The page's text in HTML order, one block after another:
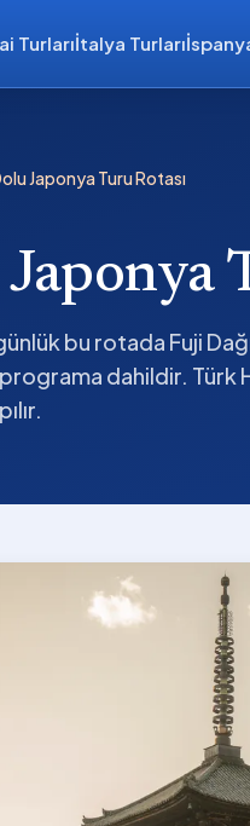
Turlarıİtalya Turları
Japonya Turu Rotası
bu rotada Fuji
dahildir. Türk